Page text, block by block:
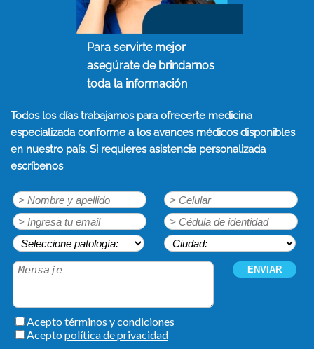
Para servirte mejor
asegúrate de brindarnos
toda la información
Todos los días trabajamos para ofrecerte medicina
especializada conforme a los avances médicos disponibles
en nuestro país. Si requieres asistencia personalizada
escríbenos